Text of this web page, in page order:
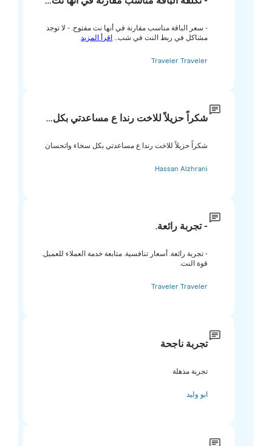
- سعر الباقة مناسب مقارنة في أنها نت مفتوح. - لا توجد
مشاكل في ربط النت في شب...اقرأ المزيد
Traveler Traveler
شكراً حزيلاً للاخت رندا ع مساعدتي بكل…
شكراً حزيلاً للاخت رندا ع مساعدتي بكل سخاء واتحسان
Hassan Alzhrani
- تجربة رائعة.
- تجربة رائعة. أسعار تنافسية. متابعة خدمة العملاء للعميل.
قوة النت.
Traveler Traveler
تجربة ناجحة
تجربة مذهلة